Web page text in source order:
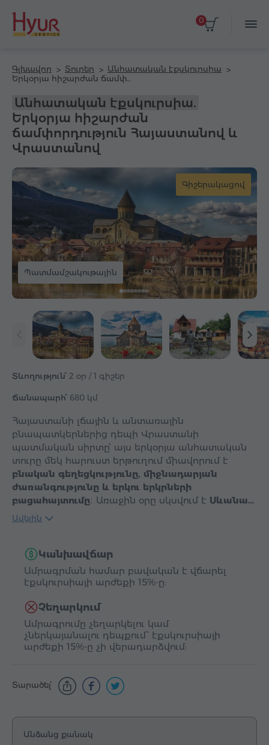
0
Գլխավոր Տուրեր
Անհատական էքսկուրսիա
Անհատական էքսկուրսիա.
Երկօրյա հիշարժան
ճամփորդություն Հայաստանով և
Վրաստանով
Գիշերակացով
Պատմամշակութային
Տևողություն՝ 2 օր / 1 գիշեր
Ճանապարհ՝ 680 կմ
Հայաստանի լճային և անտառային
բնապատկերներից դեպի Վրաստանի
պատմական սիրտը՝ այս երկօրյա անհատական
տուրը մեկ հարուստ երթուղում միավորում է
բնական գեղեցկությունը, միջնադարյան
ժառանգությունը և երկու երկրների
բացահայտումը։ Առաջին օրը սկսվում է Սևանա…
Ավելին
Կանխավճար
Ամրագրման համար բավական է վճարել
էքսկուրսիայի արժեքի 15%-ը:
Չեղարկում
Ամրագրումը չեղարկելու կամ
չներկայանալու դեպքում՝ էքսկուրսիայի
արժեքի 15%-ը չի վերադարձվում:
Տարածել՝
Անձանց քանակ